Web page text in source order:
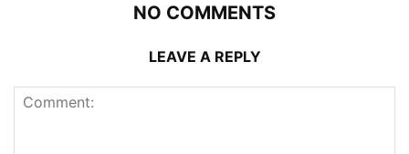
NO COMMENTS
LEAVE A REPLY